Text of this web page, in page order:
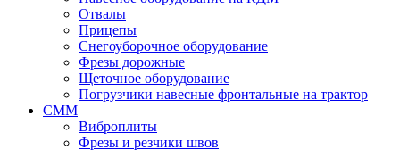
Отвалы
Прицепы
Снегоуборочное оборудование
Фрезы дорожные
Щеточное оборудование
Погрузчики навесные фронтальные на трактор
СММ
Виброплиты
Фрезы и резчики швов